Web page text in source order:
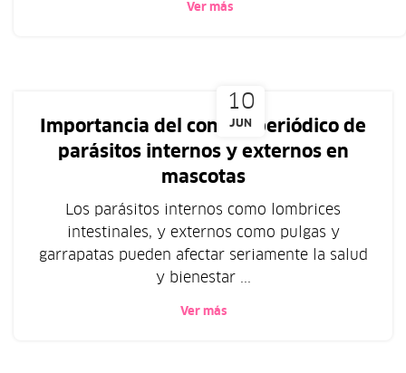
Ver más
10
JUN
Importancia del control periódico de
parásitos internos y externos en
mascotas
Los parásitos internos como lombrices
intestinales, y externos como pulgas y
garrapatas pueden afectar seriamente la salud
y bienestar ...
Ver más